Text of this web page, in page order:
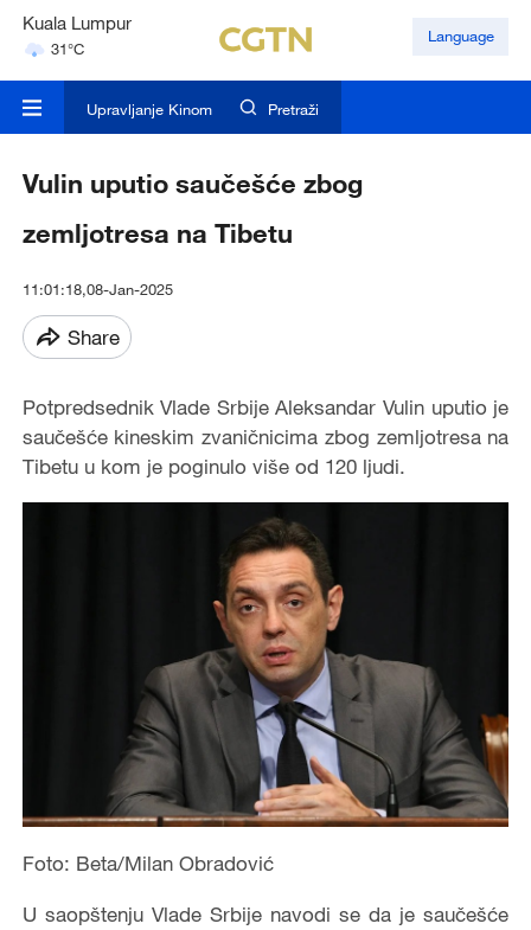
Kuala Lumpur
31°C
Singapore
Language
Upravljanje Kinom Pretraži
Vulin uputio saučešće zbog
zemljotresa na Tibetu
11:01:18,08-Jan-2025
Share
Potpredsednik Vlade Srbije Aleksandar Vulin uputio je
saučešće kineskim zvaničnicima zbog zemljotresa na
Tibetu u kom je poginulo više od 120 ljudi.
Foto: Beta/Milan Obradović
U saopštenju Vlade Srbije navodi se da je saučešće